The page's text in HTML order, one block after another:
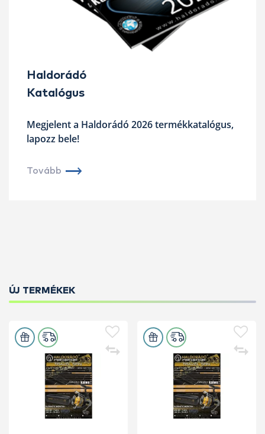
Haldorádó
Katalógus
Megjelent a Haldorádó 2026 termékkatalógus,
lapozz bele!
Tovább
ÚJ TERMÉKEK